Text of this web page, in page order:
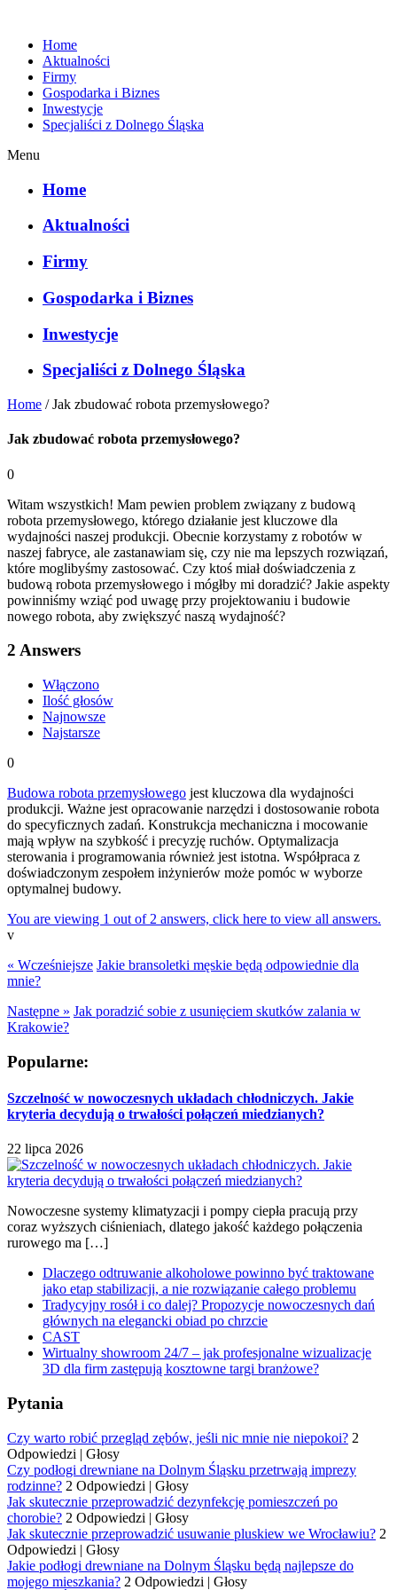
Home
Aktualności
Firmy
Gospodarka i Biznes
Inwestycje
Specjaliści z Dolnego Śląska
Menu
Home
Aktualności
Firmy
Gospodarka i Biznes
Inwestycje
Specjaliści z Dolnego Śląska
Home /Jak zbudować robota przemysłowego?
Jak zbudować robota przemysłowego?
0
Witam wszystkich! Mam pewien problem związany z budową
robota przemysłowego, którego działanie jest kluczowe dla
wydajności naszej produkcji. Obecnie korzystamy z robotów w
naszej fabryce, ale zastanawiam się, czy nie ma lepszych rozwiązań,
które moglibyśmy zastosować. Czy ktoś miał doświadczenia z
budową robota przemysłowego i mógłby mi doradzić? Jakie aspekty
powinniśmy wziąć pod uwagę przy projektowaniu i budowie
nowego robota, aby zwiększyć naszą wydajność?
2 Answers
Włączono
Ilość głosów
Najnowsze
Najstarsze
0
Budowa robota przemysłowego jest kluczowa dla wydajności
produkcji. Ważne jest opracowanie narzędzi i dostosowanie robota
do specyficznych zadań. Konstrukcja mechaniczna i mocowanie
mają wpływ na szybkość i precyzję ruchów. Optymalizacja
sterowania i programowania również jest istotna. Współpraca z
doświadczonym zespołem inżynierów może pomóc w wyborze
optymalnej budowy.
You are viewing 1 out of 2 answers, click here to view all answers.
v
« Wcześniejsze Jakie bransoletki męskie będą odpowiednie dla
mnie?
Następne » Jak poradzić sobie z usunięciem skutków zalania w
Krakowie?
Popularne:
Szczelność w nowoczesnych układach chłodniczych. Jakie
kryteria decydują o trwałości połączeń miedzianych?
22 lipca 2026
Nowoczesne systemy klimatyzacji i pompy ciepła pracują przy
coraz wyższych ciśnieniach, dlatego jakość każdego połączenia
rurowego ma […]
Dlaczego odtruwanie alkoholowe powinno być traktowane
jako etap stabilizacji, a nie rozwiązanie całego problemu
Tradycyjny rosół i co dalej? Propozycje nowoczesnych dań
głównych na elegancki obiad po chrzcie
CAST
Wirtualny showroom 24/7 – jak profesjonalne wizualizacje
3D dla firm zastępują kosztowne targi branżowe?
Pytania
Czy warto robić przegląd zębów, jeśli nic mnie nie niepokoi? 2
Odpowiedzi | Głosy
Czy podłogi drewniane na Dolnym Śląsku przetrwają imprezy
rodzinne? 2 Odpowiedzi | Głosy
Jak skutecznie przeprowadzić dezynfekcję pomieszczeń po
chorobie? 2 Odpowiedzi | Głosy
Jak skutecznie przeprowadzić usuwanie pluskiew we Wrocławiu? 2
Odpowiedzi | Głosy
Jakie podłogi drewniane na Dolnym Śląsku będą najlepsze do
mojego mieszkania? 2 Odpowiedzi | Głosy